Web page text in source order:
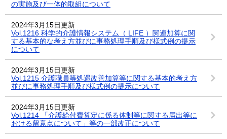
の実施及び一体的取組について
2024年3月15日更新
Vol.1216 科学的介護情報システム（ LIFE ）関連加算に関
する基本的な考え方並びに事務処理手順及び様式例の提示
について
2024年3月15日更新
Vol.1215 介護職員等処遇改善加算等に関する基本的考え方
並びに事務処理手順及び様式例の提示について
2024年3月15日更新
Vol.1214 「介護給付費算定に係る体制等に関する届出等に
おける留意点について」等の一部改正について